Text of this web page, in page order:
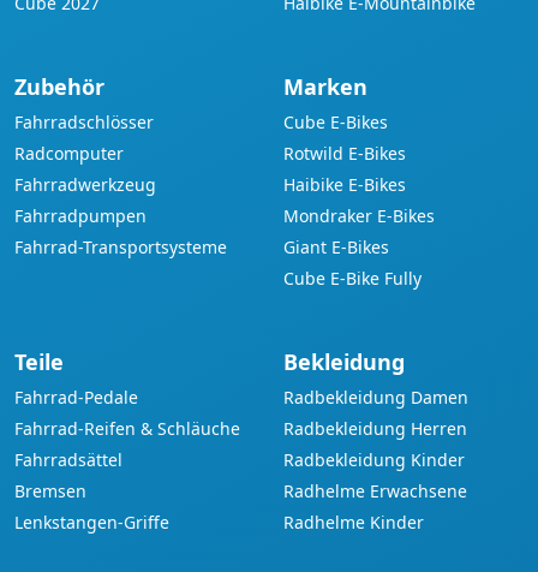
Zubehör
Fahrradschlösser
Radcomputer
Fahrradwerkzeug
Fahrradpumpen
Fahrrad-Transportsysteme
Marken
Cube E-Bikes
Rotwild E-Bikes
Haibike E-Bikes
Mondraker E-Bikes
Giant E-Bikes
Cube E-Bike Fully
Teile
Fahrrad-Pedale
Fahrrad-Reifen & Schläuche
Fahrradsättel
Bremsen
Lenkstangen-Griffe
Bekleidung
Radbekleidung Damen
Radbekleidung Herren
Radbekleidung Kinder
Radhelme Erwachsene
Radhelme Kinder